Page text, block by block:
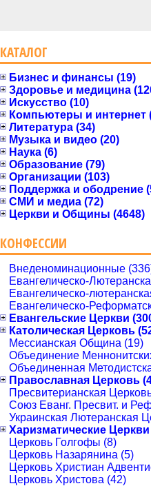
КАТАЛОГ
Бизнес и финансы (19)
Здоровье и медицина
Искусство (10)
Компьютеры и интернет
Литература (34)
Музыка и видео (20)
Наука (6)
Образование (79)
Организации (103)
Поддержка и ободрение
СМИ и медиа (72)
Церкви и Общины (4648)
КОНФЕССИИ
Внеденоминационные
Евангелическо-
Евангелическо-
Евангелическо-
Евангельские Церкви
Католическая Церковь
Мессианская Община (19)
Объединение
Объединенная
Православная Церковь
Пресвитерианская
Союз Еванг. Пресвит. и
Украинская Лютеранская
Харизматические Церкви
Церковь Голгофы (8)
Церковь Назарянина (5)
Церковь Христиан
Церковь Христова (42)